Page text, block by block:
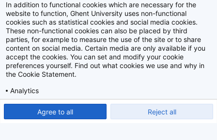
In addition to functional cookies which are necessary for the
website to function, Ghent University uses non-functional
cookies such as statistical cookies and social media cookies.
These non-functional cookies can also be placed by third
parties, for example to measure the use of the site or to share
content on social media. Certain media are only available if you
accept the cookies. You can set and modify your cookie
preferences yourself. Find out what cookies we use and why in
the Cookie Statement.
Analytics
Agree to all Reject all
Show detailed settings Read our Cookie Statement.